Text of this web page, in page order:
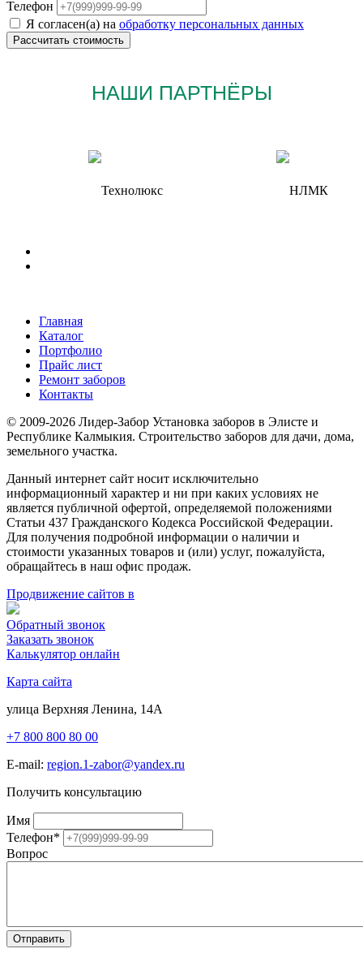
Телефон
Я согласен(а) на обработку персональных данных
НАШИ ПАРТНЁРЫ
Главная
Каталог
Портфолио
Прайс лист
Ремонт заборов
Контакты
© 2009-2026 Лидер-Забор Установка заборов в Элисте и
Республике Калмыкия. Строительство заборов для дачи, дома,
земельного участка.
Данный интернет сайт носит исключительно
информационный характер и ни при каких условиях не
является публичной офертой, определяемой положениями
Статьи 437 Гражданского Кодекса Российской Федерации.
Для получения подробной информации о наличии и
стоимости указанных товаров и (или) услуг, пожалуйста,
обращайтесь в наш офис продаж.
Продвижение сайтов в
Обратный звонок
Заказать звонок
Калькулятор онлайн
Карта сайта
улица Верхняя Ленина, 14А
+7 800 800 80 00
E-mail: region.1-zabor@yandex.ru
Получить консультацию
Имя
Телефон*
Вопрос